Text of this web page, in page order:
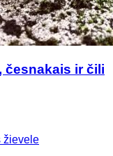
česnakais ir čili